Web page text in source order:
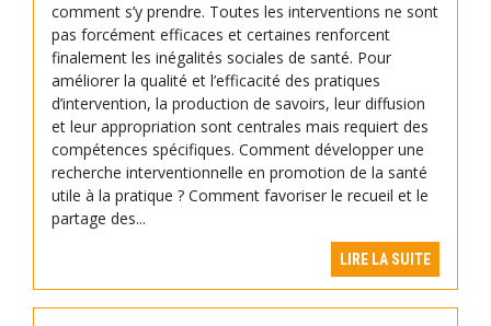
comment s’y prendre. Toutes les interventions ne sont
pas forcément efficaces et certaines renforcent
finalement les inégalités sociales de santé. Pour
améliorer la qualité et l’efficacité des pratiques
d’intervention, la production de savoirs, leur diffusion
et leur appropriation sont centrales mais requiert des
compétences spécifiques. Comment développer une
recherche interventionnelle en promotion de la santé
utile à la pratique ? Comment favoriser le recueil et le
partage des...
LIRE LA SUITE